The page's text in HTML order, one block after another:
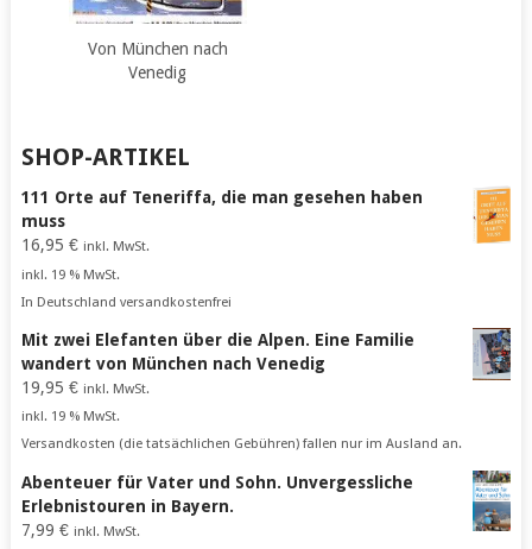
Von München nach
Venedig
SHOP-ARTIKEL
111 Orte auf Teneriffa, die man gesehen haben
muss
16,95 € inkl. MwSt.
inkl. 19 % MwSt.
In Deutschland versandkostenfrei
Mit zwei Elefanten über die Alpen. Eine Familie
wandert von München nach Venedig
19,95 € inkl. MwSt.
inkl. 19 % MwSt.
Versandkosten (die tatsächlichen Gebühren) fallen nur im Ausland an.
Abenteuer für Vater und Sohn. Unvergessliche
Erlebnistouren in Bayern.
7,99 € inkl. MwSt.